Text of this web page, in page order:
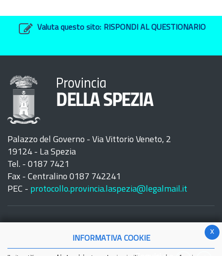
Valuta questo sito: RISPONDI AL QUESTIONARIO
Provincia
DELLA SPEZIA
Palazzo del Governo - Via Vittorio Veneto, 2
19124 - La Spezia
Tel. - 0187 7421
Fax - Centralino 0187 742241
PEC - protocollo.provincia.laspezia@legalmail.it
x
INFORMATIVA COOKIE